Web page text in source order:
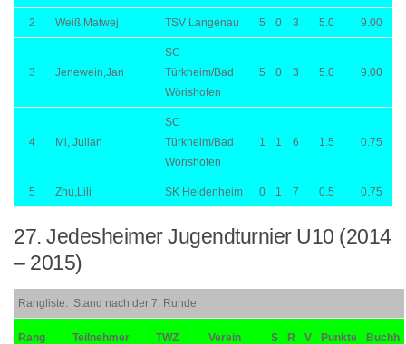
2 Weiß,Matwej TSV Langenau 5 0 3 5.0 9.00
3 Jenewein,Jan
SC
Türkheim/Bad
Wörishofen
5 0 3 5.0 9.00
4 Mi, Julian
SC
Türkheim/Bad
Wörishofen
1 1 6 1.5 0.75
5 Zhu,Lili SK Heidenheim 0 1 7 0.5 0.75
27. Jedesheimer Jugendturnier U10 (2014
– 2015)
Rangliste: Stand nach der 7. Runde
Rang Teilnehmer TWZ Verein S R V Punkte Buchh